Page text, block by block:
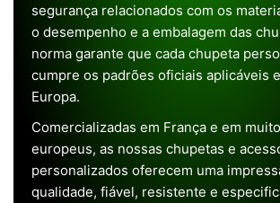
segurança relacionados com os
o desempenho e a embalagem das
norma garante que cada chupeta
cumpre os padrões oficiais aplicáveis
Europa.
Comercializadas em França e em
europeus, as nossas chupetas e
personalizados oferecem uma
qualidade, fiável, resistente e